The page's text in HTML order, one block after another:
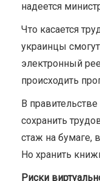
надеется
Что касается
украинцы
электронный
происходить
В
сохранить
стаж на бумаге,
Но хранить
Риски